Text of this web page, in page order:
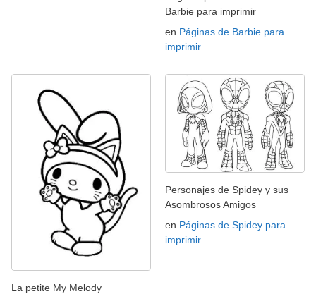
Barbie para imprimir
en Páginas de Barbie para
imprimir
La petite My Melody
Personajes de Spidey y sus
Asombrosos Amigos
en Páginas de Spidey para
imprimir